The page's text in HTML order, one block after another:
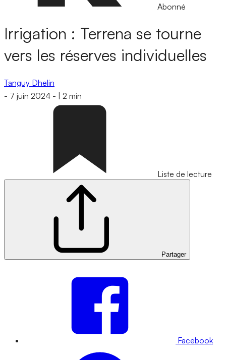
Abonné
Irrigation : Terrena se tourne
vers les réserves individuelles
Tanguy Dhelin
- 7 juin 2024 - 2 min
Liste de lecture
Partager
Facebook